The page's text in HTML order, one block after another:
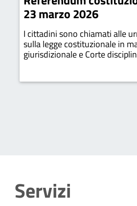
23 marzo 2026
I cittadini sono chiamati alle
sulla legge costituzionale in
giurisdizionale e Corte
Servizi